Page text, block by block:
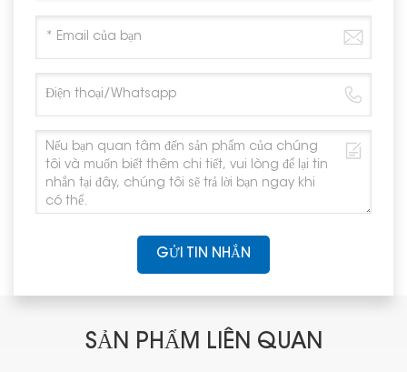
GỬI TIN NHẮN
SẢN PHẨM LIÊN QUAN